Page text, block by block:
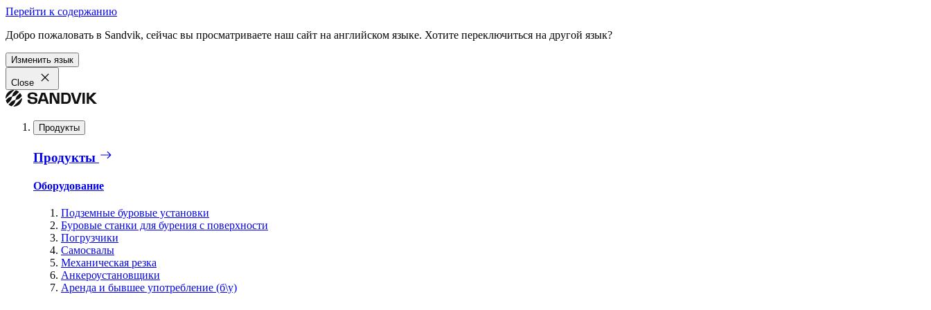
Перейти к содержанию
Добро пожаловать в Sandvik, сейчас вы просматриваете наш сайт на английском языке. Хотите переключиться на другой язык?
Изменить язык
Close
Продукты
Продукты
Оборудование
Подземные буровые установки
Буровые станки для бурения с поверхности
Погрузчики
Самосвалы
Механическая резка
Анкероустановщики
Аренда и бывшее употребление (б\у)